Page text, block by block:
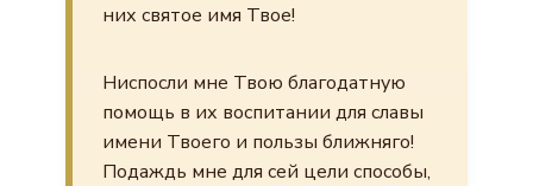
них святое имя Твое!
Ниспосли мне Твою благодатную
помощь в их воспитании для славы
имени Твоего и пользы ближняго!
Подаждь мне для сей цели способы,